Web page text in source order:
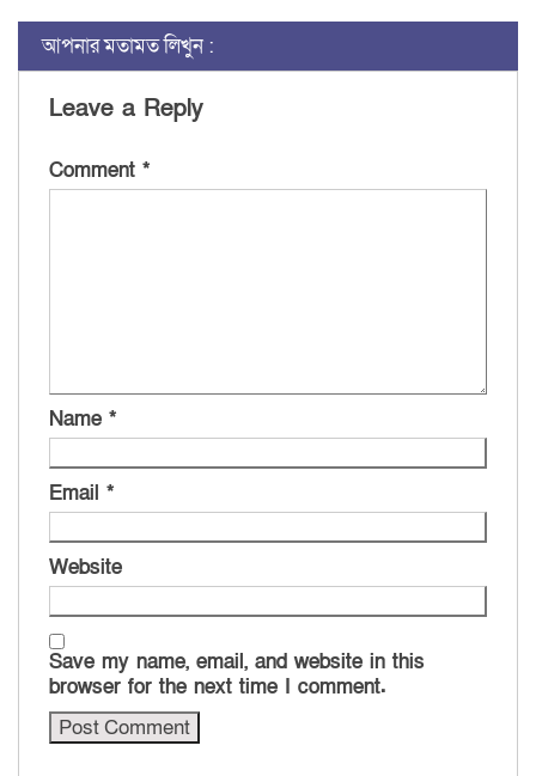
আপনার মতামত লিখুন :
Leave a Reply
Comment *
Name *
Email *
Website
Save my name, email, and website in this
browser for the next time I comment.